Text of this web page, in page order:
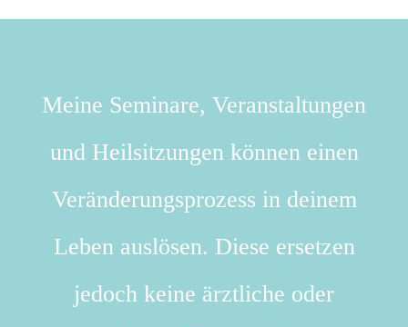
Meine Seminare, Veranstaltungen
und Heilsitzungen können einen
Veränderungsprozess in deinem
Leben auslösen. Diese ersetzen
jedoch keine ärztliche oder